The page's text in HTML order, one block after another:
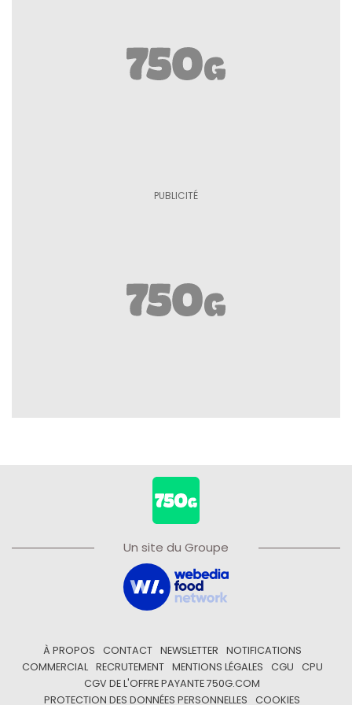
Un site du Groupe
À PROPOS CONTACT NEWSLETTER
NOTIFICATIONS
COMMERCIAL
RECRUTEMENT MENTIONS LÉGALES CGU
CPU
CGV DE L'OFFRE PAYANTE 750G.COM
PROTECTION DES DONNÉES PERSONNELLES
COOKIES